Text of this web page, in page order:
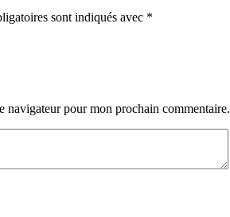
sont indiqués avec *
navigateur pour mon prochain commentaire.